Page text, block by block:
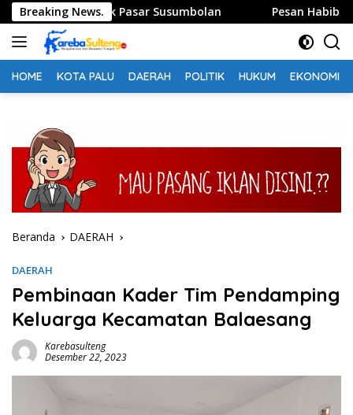
Langsung
ke
konten
Breaking News.
Sidak Pasar Susumbolan Pesan Habib
HOME KOTA PALU DAERAH POLITIK HUKUM EKONOMI
Beranda DAERAH
DAERAH
Pembinaan Kader Tim Pendamping
Keluarga Kecamatan Balaesang
Karebasulteng
Desember 22, 2023